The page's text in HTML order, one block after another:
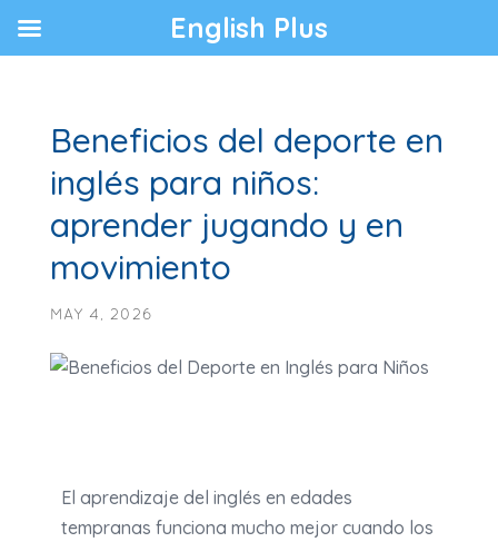
Beneficios del deporte en
inglés para niños:
aprender jugando y en
movimiento
MAY 4, 2026
El aprendizaje del inglés en edades
tempranas funciona mucho mejor cuando los
English Plus